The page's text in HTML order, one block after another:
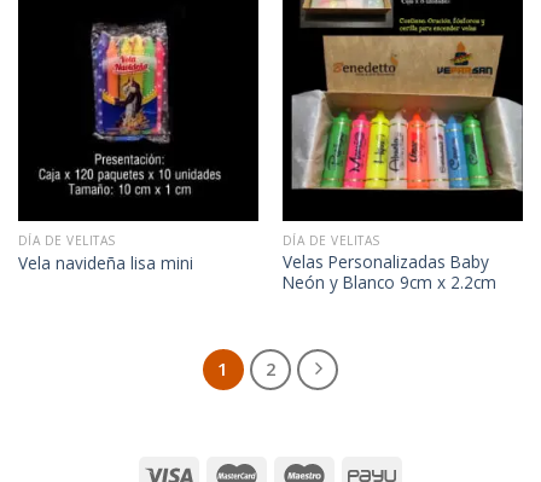
DÍA DE VELITAS
Vela navideña lisa mini
DÍA DE VELITAS
Velas Personalizadas Baby
Neón y Blanco 9cm x 2.2cm
1 2